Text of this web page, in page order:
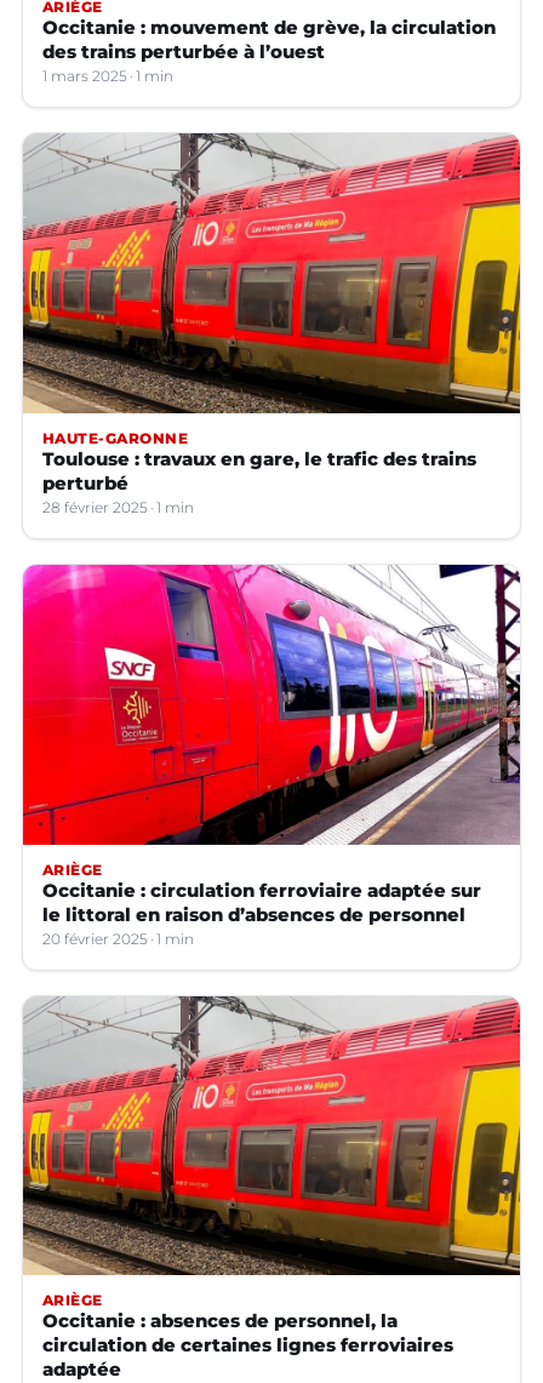
ARIÈGE
Occitanie : mouvement de grève, la circulation
des trains perturbée à l’ouest
1 mars 2025 1 min
HAUTE-GARONNE
Toulouse : travaux en gare, le trafic des trains
perturbé
28 février 2025 1 min
ARIÈGE
Occitanie : circulation ferroviaire adaptée sur
le littoral en raison d’absences de personnel
20 février 2025 1 min
ARIÈGE
Occitanie : absences de personnel, la
circulation de certaines lignes ferroviaires
adaptée